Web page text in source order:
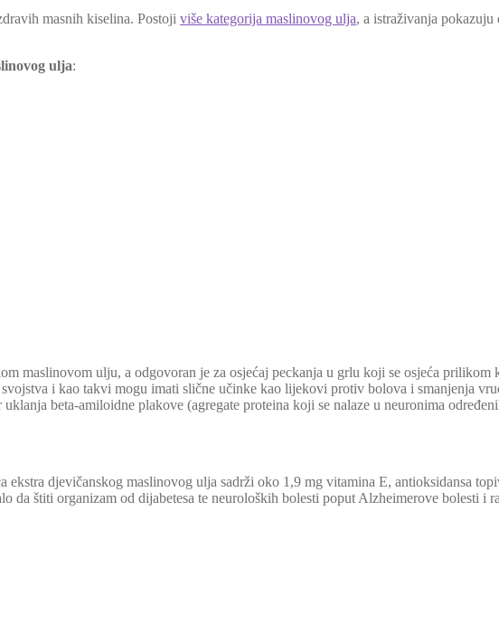
masnih kiselina. Postoji više kategorija maslinovog ulja, a istraživanja pokazuju
ulja:
maslinovom ulju, a odgovoran je za osjećaj peckanja u grlu koji se osjeća prilikom
i kao takvi mogu imati slične učinke kao lijekovi protiv bolova i smanjenja
beta-amiloidne plakove (agregate proteina koji se nalaze u neuronima
ekstra djevičanskog maslinovog ulja sadrži oko 1,9 mg vitamina E, antioksidansa
da štiti organizam od dijabetesa te neuroloških bolesti poput Alzheimerove bolesti i